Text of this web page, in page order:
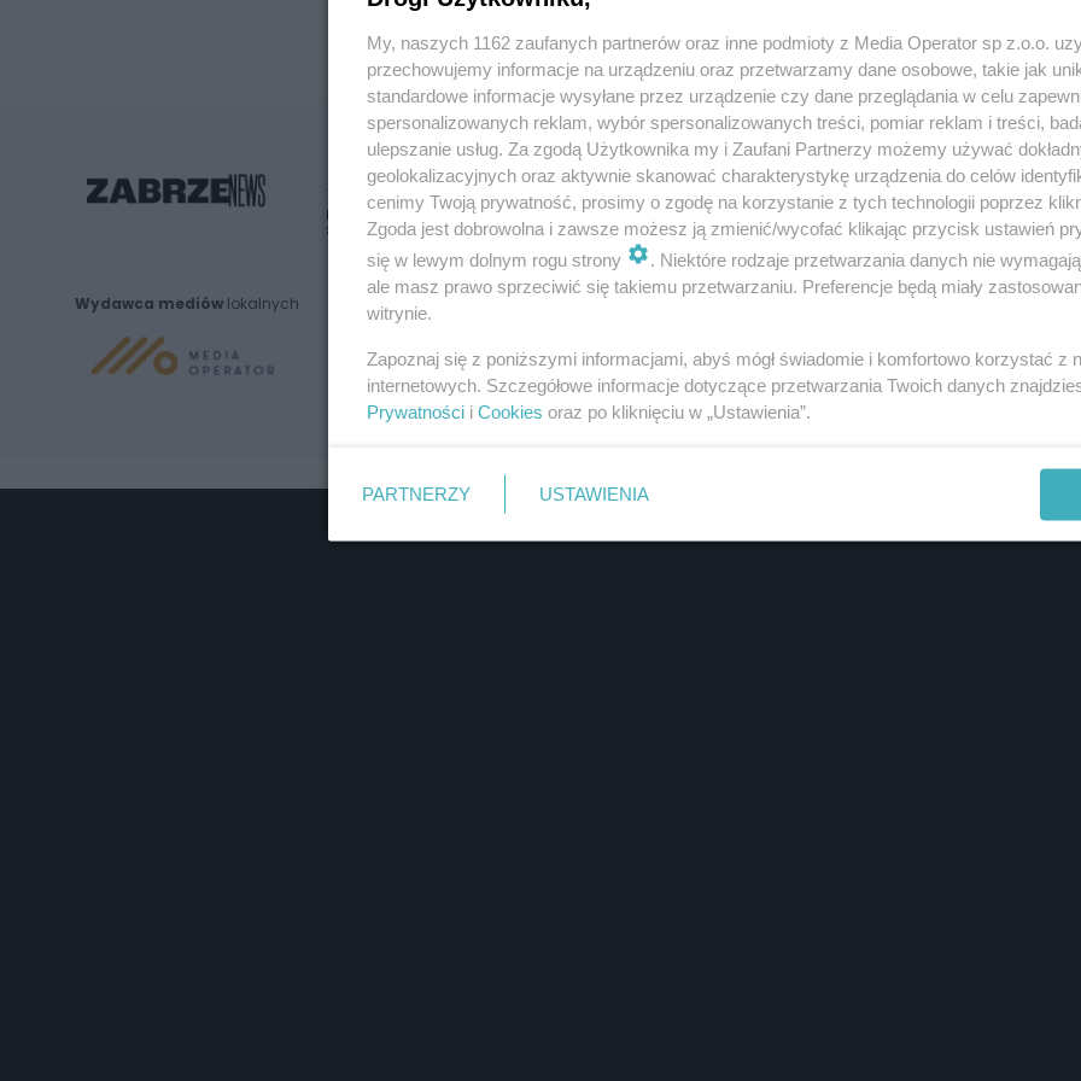
Wydawca mediów lokalnych
Nie zapomnij
zapoznać się z:
polityką prywatności regulamin korzystania z portali
Twoje miasto
Piekary Śląskie
Chorzów
Tarnowskie Góry
Ruda Śląska
Świętochłowice
Tychy
Gliwice
Zabrze
Zagłębie
My, naszych 1162 zaufanych partnerów oraz inne podmioty z Media Operator sp z.o.o.
przechowujemy informacje na urządzeniu oraz przetwarzamy dane osobowe, takie jak
standardowe informacje wysyłane przez urządzenie czy dane przeglądania w celu
spersonalizowanych reklam, wybór spersonalizowanych treści, pomiar reklam i treści,
ulepszanie usług. Za zgodą Użytkownika my i Zaufani Partnerzy możemy używać
geolokalizacyjnych oraz aktywnie skanować charakterystykę urządzenia do celów
cenimy Twoją prywatność, prosimy o zgodę na korzystanie z tych technologii poprzez
Zgoda jest dobrowolna i zawsze możesz ją zmienić/wycofać klikając przycisk ustawień
się w lewym dolnym rogu strony
. Niektóre rodzaje przetwarzania danych nie
ale masz prawo sprzeciwić się takiemu przetwarzaniu. Preferencje będą miały
witrynie.
Zapoznaj się z poniższymi informacjami, abyś mógł świadomie i komfortowo korzystać z
internetowych. Szczegółowe informacje dotyczące przetwarzania Twoich danych
Prywatności i Cookies oraz po kliknięciu w „Ustawienia”.
PARTNERZY USTAWIENIA